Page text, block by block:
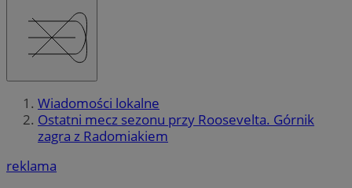
Wiadomości lokalne
Ostatni mecz sezonu przy Roosevelta. Górnik
zagra z Radomiakiem
reklama